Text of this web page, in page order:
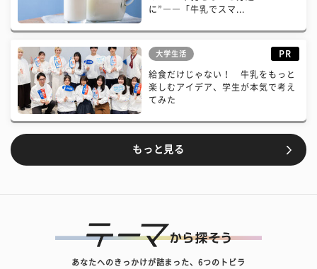
に”――「牛乳でスマ...
大学生活 PR
給食だけじゃない！ 牛乳をもっと
楽しむアイデア、学生が本気で考え
てみた
もっと見る
あなたへのきっかけが詰まった、6つのトビラ